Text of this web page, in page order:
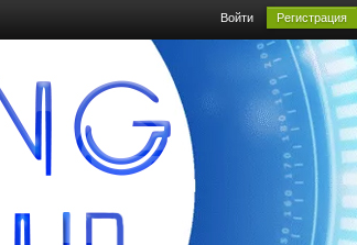
Войти Регистрация